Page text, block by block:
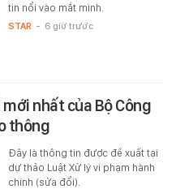
tin nổi vào mắt mình.
STAR - 6 giờ trước
nhất của Bộ Công
thông
Đây là thông tin được đề xuất tại
dự thảo Luật Xử lý vi phạm hành
chính (sửa đổi).